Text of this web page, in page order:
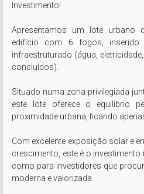
Investimento!
Apresentamos um lote urbano
edifício com 6 fogos, inserido
infraestruturado (água,
concluídos).
Situado numa zona privilegiada
este lote oferece o equilíbrio
proximidade urbana, ficando
Com excelente exposição solar e
crescimento, este é o
como para investidores que
moderna e valorizada.